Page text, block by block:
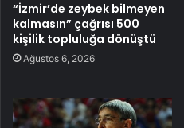
“İzmir’de zeybek bilmeyen
kalmasın” çağrısı 500
kişilik topluluğa dönüştü
Ağustos 6, 2026